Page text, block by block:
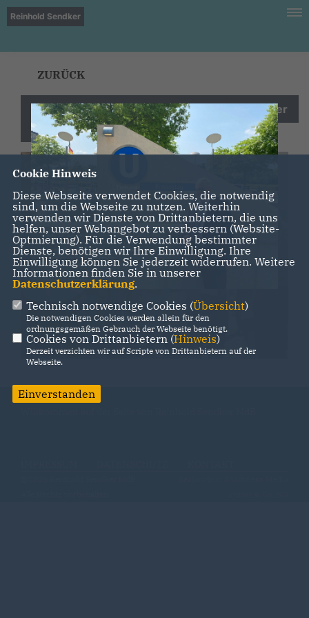
Reinhold Sendker
ZURÜCK
Reinhold Sendker MdB auf dem Warendorfer
Wochenmarkt
Cookie Hinweis
Diese Webseite verwendet Cookies, die notwendig
sind, um die Webseite zu nutzen. Weiterhin
verwenden wir Dienste von Drittanbietern, die uns
helfen, unser Webangebot zu verbessern (Website-
Optmierung). Für die Verwendung bestimmter
Dienste, benötigen wir Ihre Einwilligung. Ihre
Einwilligung können Sie jederzeit widerrufen. Weitere
Informationen finden Sie in unserer
Datenschutzerklärung.
Technisch notwendige Cookies (Übersicht)
Die notwendigen Cookies werden allein für den
ordnungsgemäßen Gebrauch der Webseite benötigt.
Cookies von Drittanbietern (Hinweis)
Derzeit verzichten wir auf Scripte von Drittanbietern auf der
Webseite.
Einverstanden